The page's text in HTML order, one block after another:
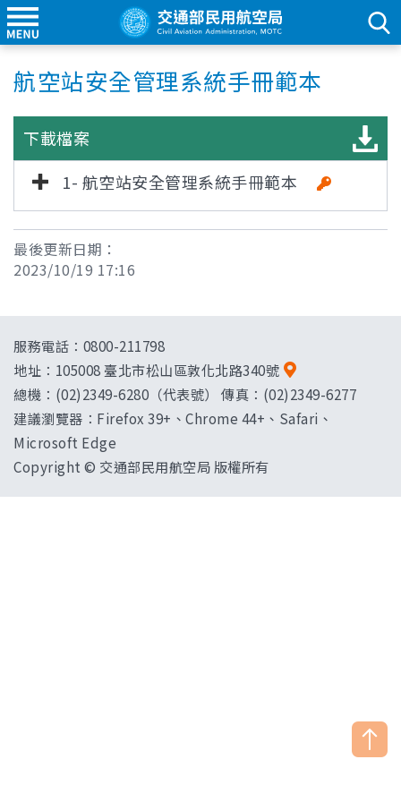
航空站安全管理系統手冊範本
下載檔案
1- 航空站安全管理系統手冊範本
最後更新日期：
2023/10/19 17:16
服務電話：0800-211798
地址： 105008 臺北市松山區敦化北路340號
總機：(02)2349-6280（代表號） 傳真：(02)2349-6277
建議瀏覽器：Firefox 39+、Chrome 44+、Safari、
Microsoft Edge
Copyright © 交通部民用航空局 版權所有